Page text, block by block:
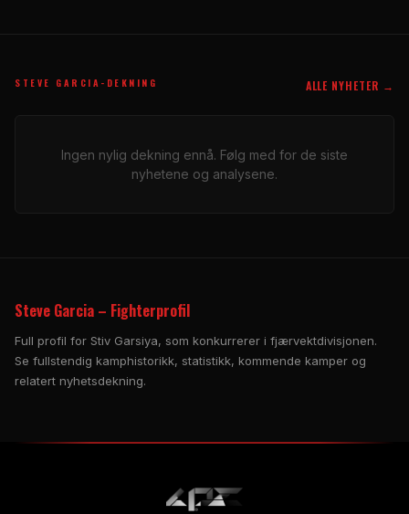
STEVE GARCIA-DEKNING ALLE NYHETER →
Ingen nylig dekning ennå. Følg med for de siste
nyhetene og analysene.
Steve Garcia – Fighterprofil
Full profil for Stiv Garsiya, som konkurrerer i fjærvektdivisjonen.
Se fullstendig kamphistorikk, statistikk, kommende kamper og
relatert nyhetsdekning.